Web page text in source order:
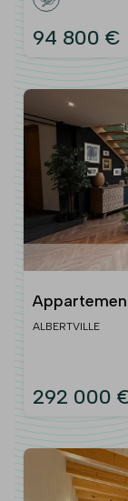
94 800 €
147 m2
ALBERTVILLE
292 000